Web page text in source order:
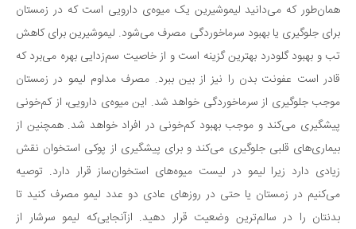
تغذیه سالم
بهداشت
بیماری و درمان
کودک و مادر
ورزش و تندرستی
روانشناسی
مراکز پزشکی و دارویی
فرهنگ و هنر
همان‌طور که می‌دانید لیموشیرین یک میوه‌ی دارویی است که در زمستان
برای جلوگیری یا بهبود سرماخوردگی مصرف می‌شود. لیموشیرین برای کاهش
تب و بهبود گلودرد بهترین گزینه است و از خاصیت سم‌زدایی بهره می‌برد که
قادر است عفونت بدن را نیز از بین ببرد. مصرف مداوم لیمو در زمستان
موجب جلوگیری از سرماخوردگی خواهد شد. این میوه‌ی دارویی، از کم‌خونی
پیشگیری می‌کند و موجب بهبود کم‌خونی در افراد خواهد شد. همچنین از
بیماری‌های قلبی جلوگیری می‌کند و برای پیشگیری از پوکی استخوان نقش
زیادی دارد زیرا لیمو در لیست میوه‌های استخوان‌ساز قرار دارد. توصیه
می‌کنیم در زمستان یا حتی در روزهای عادی دو عدد لیمو مصرف کنید تا
بدنتان را در سالم‌ترین وضعیت قرار دهید. ازآنجایی‌که لیمو سرشار از